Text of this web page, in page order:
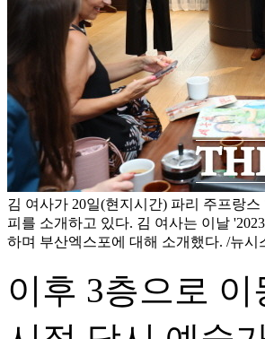
김 여사가 20일(현지시간) 파리 주프랑
피를 소개하고 있다. 김 여사는 이날
하며 부산엑스포에 대해 소개했다. /뉴시
이후 3층으로